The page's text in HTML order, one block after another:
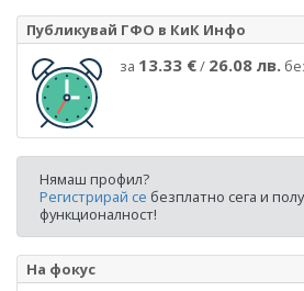
Публикувай ГФО в КиК Инфо
за 13.33 €/ 26.08 лв.
Нямаш профил?
Регистрирай се безплатно сега и
функционалност!
На фокус